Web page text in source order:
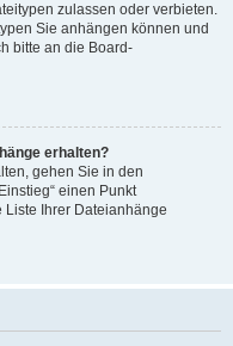
zulassen oder verbieten.
Sie anhängen können und
bitte an die Board-
erhalten?
gehen Sie in den
einen Punkt
Liste Ihrer Dateianhänge